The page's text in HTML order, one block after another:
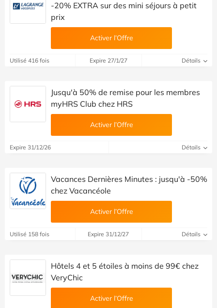
-20% EXTRA sur des mini séjours à petit
prix
Activer l’Offre
Utilisé 416 fois Expire 27/1/27 Détails
Jusqu'à 50% de remise pour les membres
myHRS Club chez HRS
Activer l’Offre
Expire 31/12/26 Détails
Vacances Dernières Minutes : jusqu'à -50%
chez Vacancéole
Activer l’Offre
Utilisé 158 fois Expire 31/12/27 Détails
Hôtels 4 et 5 étoiles à moins de 99€ chez
VeryChic
Activer l’Offre